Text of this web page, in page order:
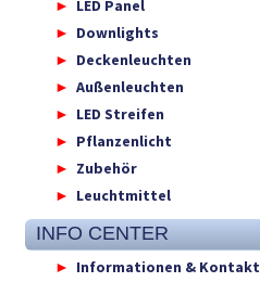
LED Panel
Downlights
Deckenleuchten
Außenleuchten
LED Streifen
Pflanzenlicht
Zubehör
Leuchtmittel
INFO CENTER
Informationen & Kontakt